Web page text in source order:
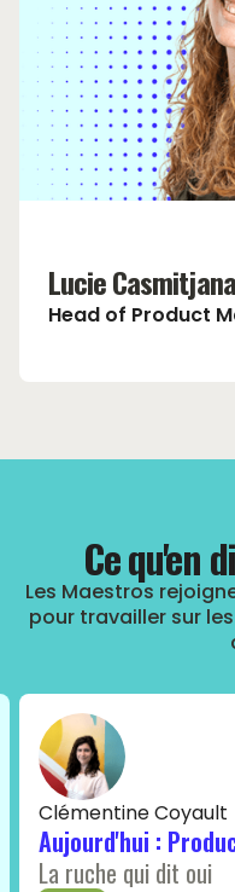
Lucie Casmitjana
Head of Product
Ce qu'en
Les Maestros
pour travailler sur
Clémentine Coyault
Aujourd'hui :
La ruche qui dit oui